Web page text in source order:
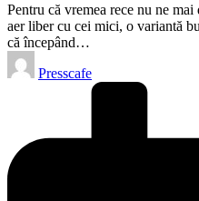
Pentru că vremea rece nu ne
aer liber cu cei mici, o variantă
că începând…
Posted
by
Presscafe